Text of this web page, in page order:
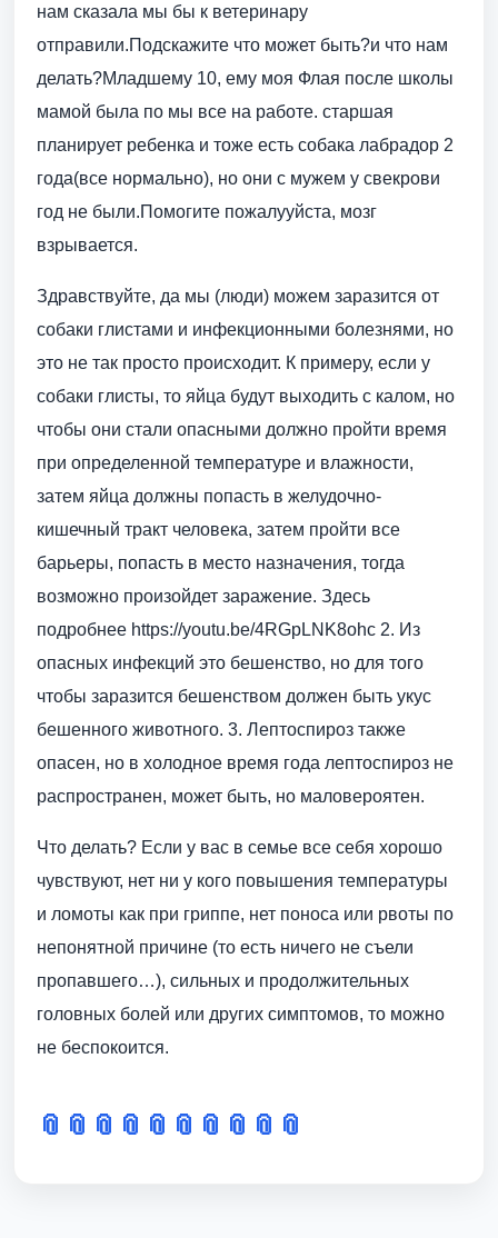
нам сказала мы бы к ветеринару
отправили.Подскажите что может быть?и что нам
делать?Младшему 10, ему моя Флая после школы
мамой была по мы все на работе. старшая
планирует ребенка и тоже есть собака лабрадор 2
года(все нормально), но они с мужем у свекрови
год не были.Помогите пожалууйста, мозг
взрывается.
Здравствуйте, да мы (люди) можем заразится от
собаки глистами и инфекционными болезнями, но
это не так просто происходит. К примеру, если у
собаки глисты, то яйца будут выходить с калом, но
чтобы они стали опасными должно пройти время
при определенной температуре и влажности,
затем яйца должны попасть в желудочно-
кишечный тракт человека, затем пройти все
барьеры, попасть в место назначения, тогда
возможно произойдет заражение. Здесь
подробнее https://youtu.be/4RGpLNK8ohc 2. Из
опасных инфекций это бешенство, но для того
чтобы заразится бешенством должен быть укус
бешенного животного. 3. Лептоспироз также
опасен, но в холодное время года лептоспироз не
распространен, может быть, но маловероятен.
Что делать? Если у вас в семье все себя хорошо
чувствуют, нет ни у кого повышения температуры
и ломоты как при гриппе, нет поноса или рвоты по
непонятной причине (то есть ничего не съели
пропавшего…), сильных и продолжительных
головных болей или других симптомов, то можно
не беспокоится.
📎 📎 📎 📎 📎 📎 📎 📎 📎 📎